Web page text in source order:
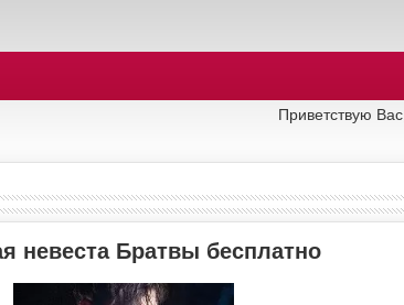
Приветствую Вас,
невеста Братвы бесплатно